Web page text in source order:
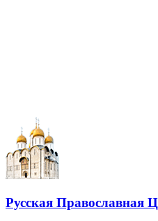
Русская Православная